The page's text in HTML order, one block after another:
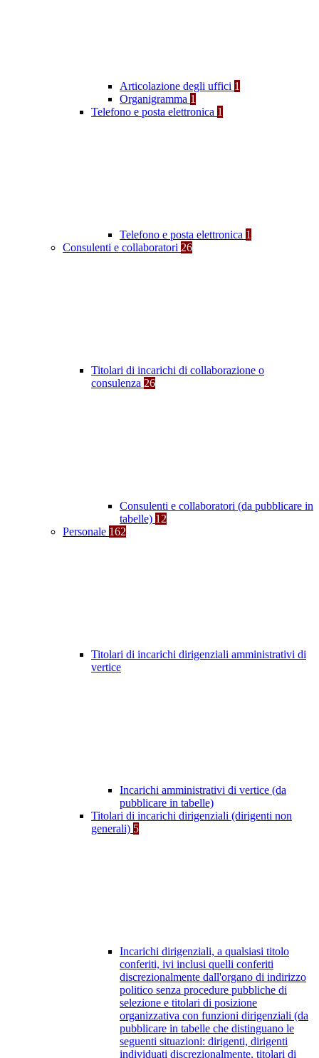
Articolazione degli uffici 1
Organigramma 1
Telefono e posta elettronica 1
Telefono e posta elettronica 1
Consulenti e collaboratori 26
Titolari di incarichi di collaborazione o
consulenza 26
Consulenti e collaboratori (da pubblicare in
tabelle) 12
Personale 162
Titolari di incarichi dirigenziali amministrativi di
vertice
Incarichi amministrativi di vertice (da
pubblicare in tabelle)
Titolari di incarichi dirigenziali (dirigenti non
generali) 5
Incarichi dirigenziali, a qualsiasi titolo
conferiti, ivi inclusi quelli conferiti
discrezionalmente dall'organo di indirizzo
politico senza procedure pubbliche di
selezione e titolari di posizione
organizzativa con funzioni dirigenziali (da
pubblicare in tabelle che distinguano le
seguenti situazioni: dirigenti, dirigenti
individuati discrezionalmente, titolari di